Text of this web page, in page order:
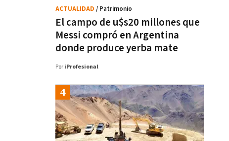
El campo de u$s20 millones que
Messi compró en Argentina
donde produce yerba mate
ACTUALIDAD / Patrimonio
Por iProfesional